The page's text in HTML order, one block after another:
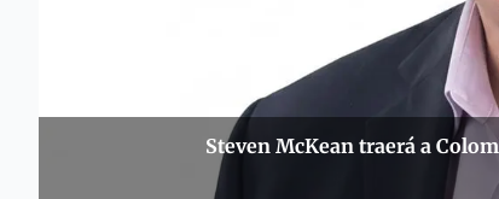
Steven McKean traerá a